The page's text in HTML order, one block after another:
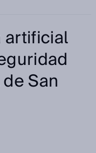
artificial
San